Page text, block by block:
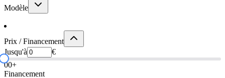
Modèle
Prix / Financement
Jusqu'à
€
00+
Financement